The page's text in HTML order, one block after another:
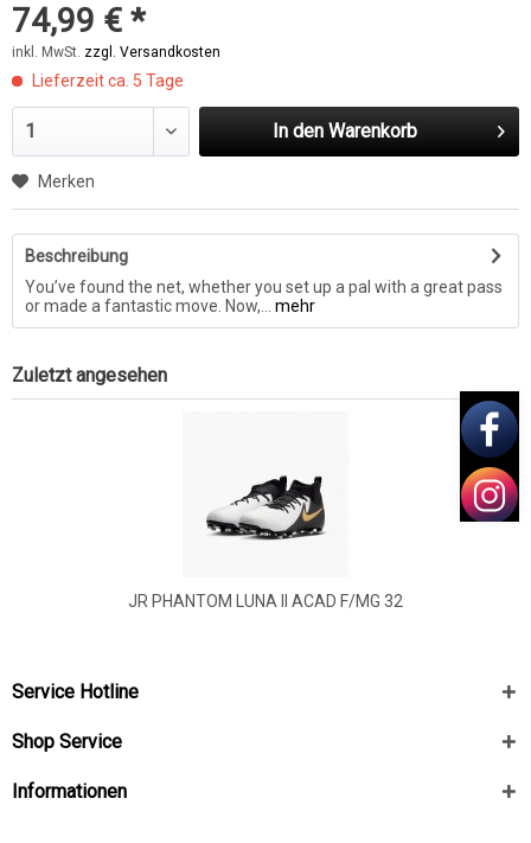
74,99 € *
inkl. MwSt. zzgl. Versandkosten
Lieferzeit ca. 5 Tage
In den Warenkorb
Merken
Beschreibung
You’ve found the net, whether you set up a pal with a great pass
or made a fantastic move. Now,...
mehr
Zuletzt angesehen
JR PHANTOM LUNA II ACAD F/MG 32
Service Hotline
Shop Service
Informationen